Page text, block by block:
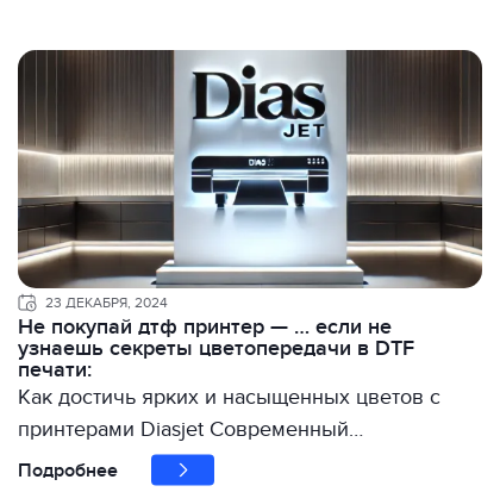
23 ДЕКАБРЯ, 2024
Не покупай дтф принтер — … если не
узнаешь секреты цветопередачи в DTF
печати:
Как достичь ярких и насыщенных цветов с
принтерами Diasjet Современный…
Подробнее